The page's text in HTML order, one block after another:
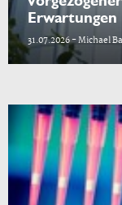
Erwartungen
31.07.2026 - Michael